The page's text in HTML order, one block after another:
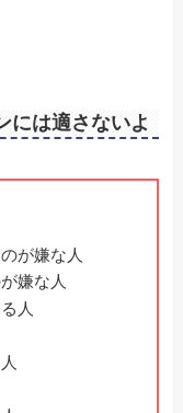
には適さないよ
が嫌な人
嫌な人
人